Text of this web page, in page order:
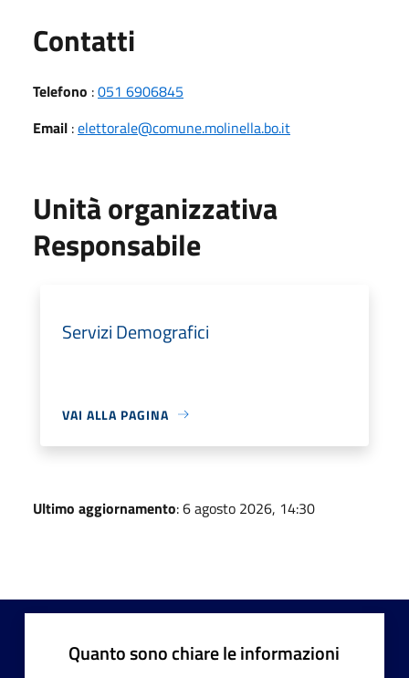
Contatti
Telefono :051 6906845
Email :elettorale@comune.molinella.bo.it
Unità organizzativa
Responsabile
Servizi Demografici
VAI ALLA PAGINA
Ultimo aggiornamento: 6 agosto 2026, 14:30
Quanto sono chiare le informazioni